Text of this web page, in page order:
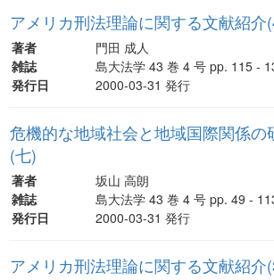
アメリカ刑法理論に関する文献紹介
著者
門田 成人
雑誌
島大法学 43 巻 4 号 pp. 115 -
発行日
2000-03-31 発行
危機的な地域社会と地域国際関係の
(七)
著者
坂山 高朗
雑誌
島大法学 43 巻 4 号 pp. 49 -
発行日
2000-03-31 発行
アメリカ刑法理論に関する文献紹介